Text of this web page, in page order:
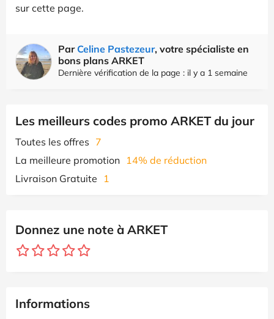
sur cette page.
Par Celine Pastezeur, votre spécialiste en
bons plans ARKET
Dernière vérification de la page : il y a 1 semaine
Les meilleurs codes promo ARKET du jour
Toutes les offres 7
La meilleure promotion 14% de réduction
Livraison Gratuite
1
Donnez une note à ARKET
Informations